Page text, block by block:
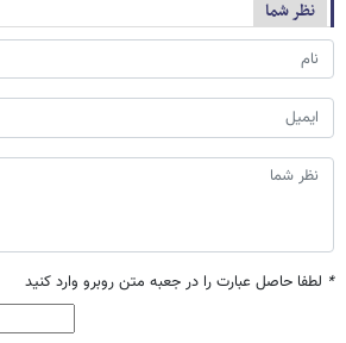
نظر شما
* لطفا حاصل عبارت را در جعبه متن روبرو وارد کنید